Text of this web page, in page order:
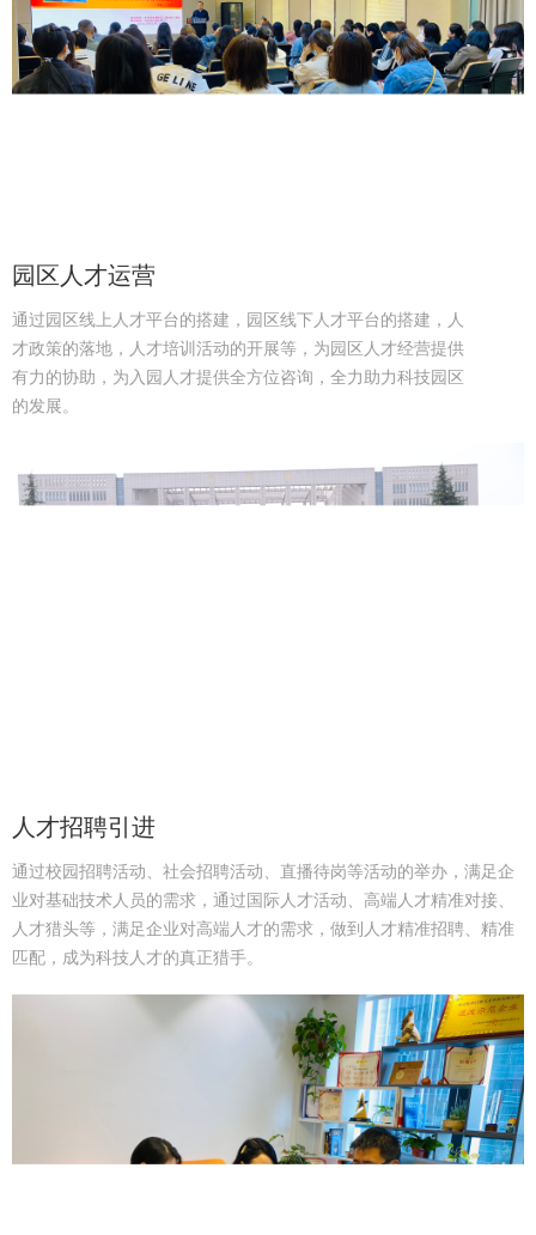
园区人才运营
通过园区线上人才平台的搭建，园区线下人才平台的搭建，人
才政策的落地，人才培训活动的开展等，为园区人才经营提供
有力的协助，为入园人才提供全方位咨询，全力助力科技园区
的发展。
人才招聘引进
通过校园招聘活动、社会招聘活动、直播待岗等活动的举办，满足企
业对基础技术人员的需求，通过国际人才活动、高端人才精准对接、
人才猎头等，满足企业对高端人才的需求，做到人才精准招聘、精准
匹配，成为科技人才的真正猎手。